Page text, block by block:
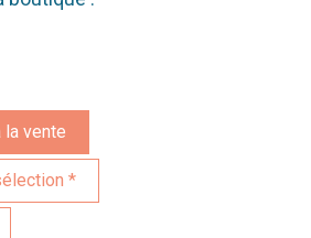
la vente